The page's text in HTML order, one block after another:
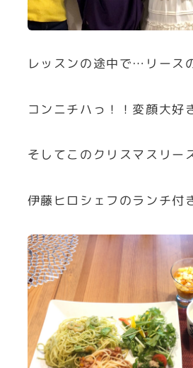
レッスンの途中で…リース
コンニチハっ！！変顔大好
そしてこのクリスマスリー
伊藤ヒロシェフのランチ付